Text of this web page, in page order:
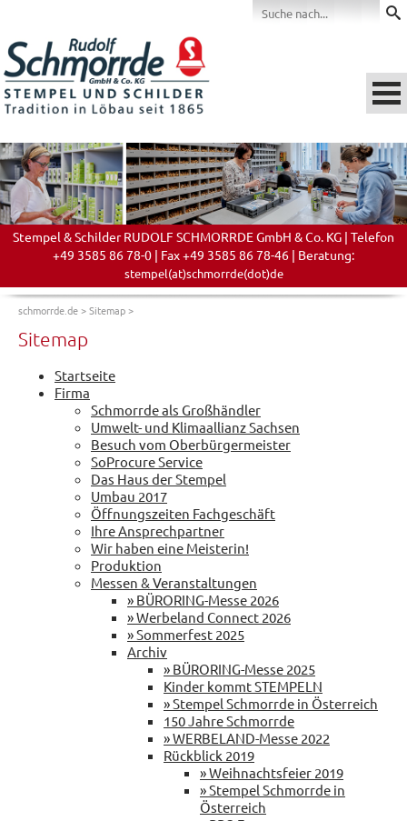
Stempel & Schilder RUDOLF SCHMORRDE GmbH & Co. KG | Telefon
+49 3585 86 78-0 | Fax +49 3585 86 78-46 | Beratung:
stempel(at)schmorrde(dot)de
schmorrde.de>Sitemap>
Sitemap
Startseite
Firma
Schmorrde als Großhändler
Umwelt- und Klimaallianz Sachsen
Besuch vom Oberbürgermeister
SoProcure Service
Das Haus der Stempel
Umbau 2017
Öffnungszeiten Fachgeschäft
Ihre Ansprechpartner
Wir haben eine Meisterin!
Produktion
Messen & Veranstaltungen
» BÜRORING-Messe 2026
» Werbeland Connect 2026
» Sommerfest 2025
Archiv
» BÜRORING-Messe 2025
Kinder kommt STEMPELN
» Stempel Schmorrde in Österreich
150 Jahre Schmorrde
» WERBELAND-Messe 2022
Rückblick 2019
» Weihnachtsfeier 2019
» Stempel Schmorrde in
Österreich